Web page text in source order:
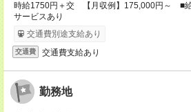
時給1750円＋交 【月収例】175,000円～ ■
サービスあり
交通費別途支給あり
交通費 交通費支給あり
勤務地